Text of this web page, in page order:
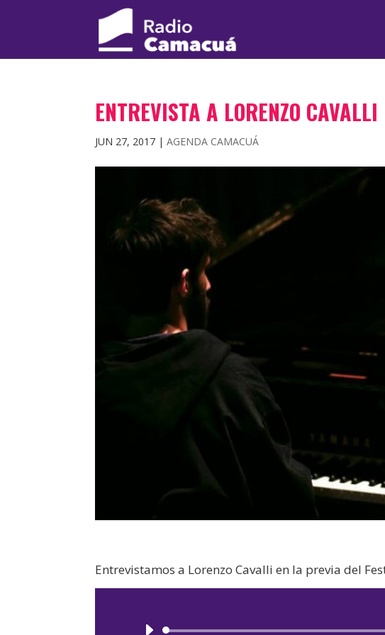
ENTREVISTA A LORENZO
JUN 27, 2017 |AGENDA CAMACUÁ
Entrevistamos a Lorenzo Cavalli en la previa del